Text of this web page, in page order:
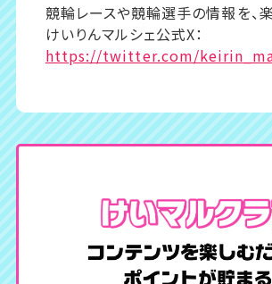
競輪レースや競輪選手の情報を、楽
けいりんマルシェ公式X：
https://twitter.com/